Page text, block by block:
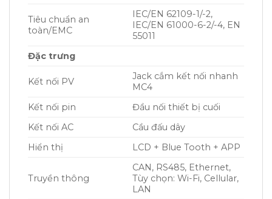
Tiêu chuẩn an
toàn/EMC
IEC/EN 62109-1/-2,
IEC/EN 61000-6-2/-4, EN
55011
Đặc trưng
Kết nối PV
Jack cắm kết nối nhanh
MC4
Kết nối pin
Đầu nối thiết bị cuối
Kết nối AC
Cầu đấu dây
Hiển thị
LCD + Blue Tooth + APP
Truyền thông
CAN, RS485, Ethernet,
Tùy chọn: Wi-Fi, Cellular,
LAN